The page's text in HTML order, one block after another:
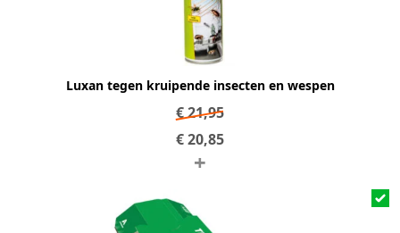
Luxan tegen kruipende insecten en wespen
€21,95
€20,85
+